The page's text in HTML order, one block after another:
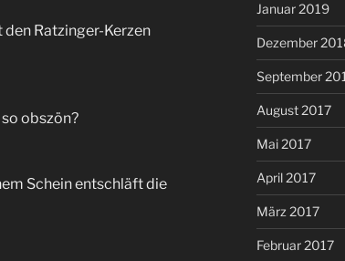
Ratzinger-Kerzen
obszön?
Schein entschläft die
Januar 2019
Dezember
September
August 2017
Mai 2017
April 2017
März 2017
Februar 2017